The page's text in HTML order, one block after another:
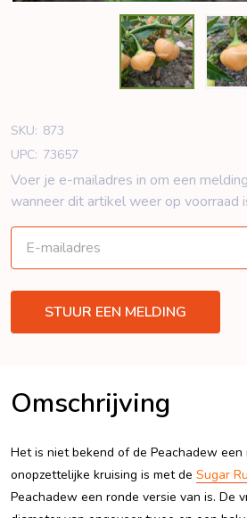
SKU: 873
UPC: 73657
Voer je e-mailadres in om een
wanneer dit artikel weer op voorraad
Omschrijving
Het is niet bekend of de Peachadew
onopzettelijke kruising is met de Sugar
Peachadew een ronde versie van is. De